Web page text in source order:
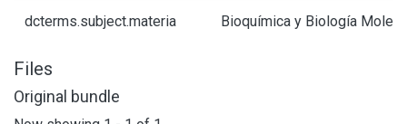
dcterms.subject.materia Bioquímica y Biología
Files
Original bundle